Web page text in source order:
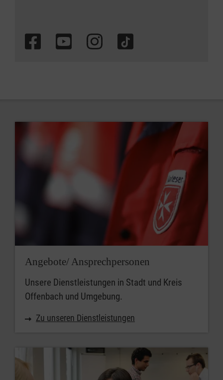
Angebote/ Ansprechpersonen
Unsere Dienstleistungen in Stadt und Kreis
Offenbach und Umgebung.
Zu unseren Dienstleistungen